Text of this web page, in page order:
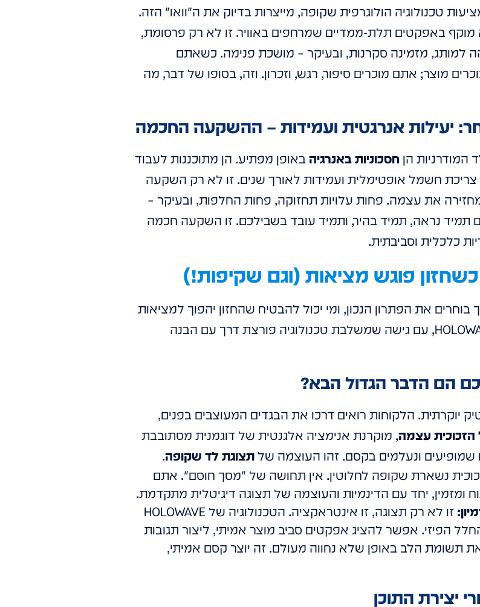
טכנולוגיה הולוגרפית שקופה, מייצרות בדיוק את ה"וואו" הזה.
מוקף באפקטים תלת-ממדיים שמרחפים באוויר. זו לא רק פרסומת,
למותג, מזמינה סקרנות, ובעיקר – מושכת פנימה. כשאתם
מוצר; אתם מוכרים סיפור, רגש, וזכרון. וזה, בסופו של דבר, מה
המודרניות הן חסכוניות באנרגיה באופן מפתיע. הן מתוכננות לעבוד
לעיתים קרובות 24/7, עם צריכת חשמל אופטימלית ועמידות לאורך שנים. זו לא רק השקעה
את עצמה. פחות עלויות תחזוקה, פחות החלפות, ובעיקר –
נראה, תמיד בהיר, ותמיד עובד בשבילכם. זו השקעה חכמה
כלכלית וסביבתית.
את הפתרון הנכון, ומי יכול להבטיח שהחזון יהפוך למציאות
מרהיבה? כאן נכנסת לתמונה חברת HOLOWAVE, עם גישה שמשלבת טכנולוגיה פורצת דרך עם הבנה
הם הדבר הגדול הבא?
יוקרתית. הלקוחות רואים דרכו את הבגדים המעוצבים בפנים,
הזכוכית עצמה, מוקרנת אנימציה אלגנטית של דוגמנית מסתובבת
ונעלמים בקסם. זהו העוצמה של תצוגת לד שקופה.
נשארת שקופה לחלוטין. אין תחושה של "מסך חוסם". אתם
ומזמין, יחד עם הדינמיות והעוצמה של תצוגה דיגיטלית מתקדמת.
זו לא רק תצוגה, זו אינטראקציה. הטכנולוגיה של HOLOWAVE
הפיזי. אפשר להציג אפקטים סביב מוצר אמיתי, ליצור תגובות
תשומת הלב באופן שלא נחווה מעולם. זה יוצר קסם אמיתי,
יצירת התוכן